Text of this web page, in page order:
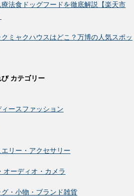
療法食ドッグフードを徹底解説【楽天市
クミャクハウスはどこ？万博の人気スポッ
び カテゴリー
ィースファッション
エリー・アクセサリー
オーディオ・カメラ
グ・小物・ブランド雑貨